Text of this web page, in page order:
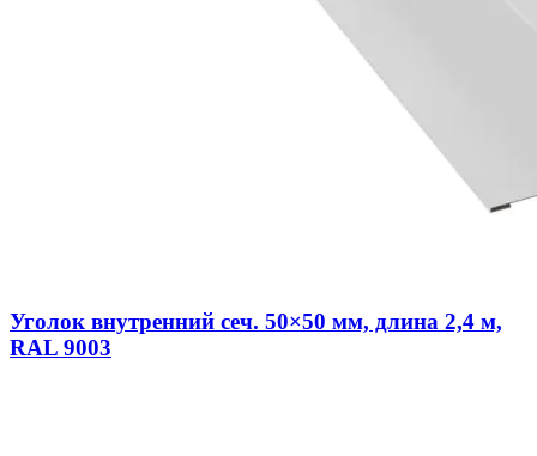
Уголок внутренний сеч. 50×50 мм, длина 2,4 м,
RAL 9003